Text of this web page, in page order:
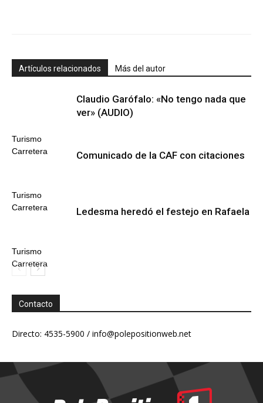
Artículos relacionados Más del autor
Turismo
Carretera
Claudio Garófalo: «No tengo nada que
ver» (AUDIO)
Turismo
Carretera
Comunicado de la CAF con citaciones
Turismo
Carretera
Ledesma heredó el festejo en Rafaela
Contacto
Directo: 4535-5900 / info@polepositionweb.net